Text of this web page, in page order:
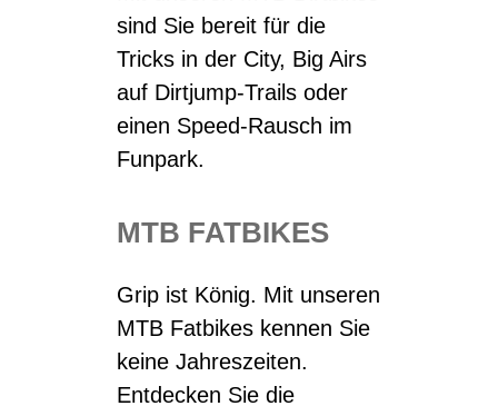
sind Sie bereit für die
Tricks in der City, Big Airs
auf Dirtjump-Trails oder
einen Speed-Rausch im
Funpark.
MTB FATBIKES
Grip ist König. Mit unseren
MTB Fatbikes kennen Sie
keine Jahreszeiten.
Entdecken Sie die